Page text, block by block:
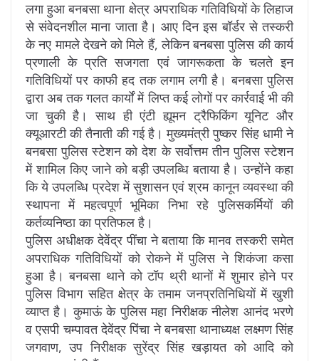
लगा हुआ बनबसा थाना क्षेत्र अपराधिक गतिविधियों के लिहाज
से संवेदनशील माना जाता है। आए दिन इस बॉर्डर से तस्करी
के नए मामले देखने को मिले हैं, लेकिन बनबसा पुलिस की कार्य
प्रणाली के प्रति सजगता एवं जागरूकता के चलते इन
गतिविधियों पर काफी हद तक लगाम लगी है। बनबसा पुलिस
द्वारा अब तक गलत कार्यों में लिप्त कई लोगों पर कार्रवाई भी की
जा चुकी है। साथ ही एंटी ह्यूमन ट्रैफिकिंग यूनिट और
क्यूआरटी की तैनाती की गई है। मुख्यमंत्री पुष्कर सिंह धामी ने
बनबसा पुलिस स्टेशन को देश के सर्वोत्तम तीन पुलिस स्टेशन
में शामिल किए जाने को बड़ी उपलब्धि बताया है। उन्होंने कहा
कि ये उपलब्धि प्रदेश में सुशासन एवं श्रम कानून व्यवस्था की
स्थापना में महत्वपूर्ण भूमिका निभा रहे पुलिसकर्मियों की
कर्तव्यनिष्ठा का प्रतिफल है।
पुलिस अधीक्षक देवेंद्र पींचा ने बताया कि मानव तस्करी समेत
अपराधिक गतिविधियों को रोकने में पुलिस ने शिकंजा कसा
हुआ है। बनबसा थाने को टॉप थ्री थानों में शुमार होने पर
पुलिस विभाग सहित क्षेत्र के तमाम जनप्रतिनिधियों में खुशी
व्याप्त है। कुमाऊं के पुलिस महा निरीक्षक नीलेश आनंद भरणे
व एसपी चम्पावत देवेंद्र पिंचा ने बनबसा थानाध्यक्ष लक्ष्मण सिंह
जगवाण, उप निरीक्षक सुरेंद्र सिंह खड़ायत को आदि को